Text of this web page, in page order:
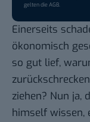
gelten dieAGB.
Einerseits
ökonomisch
so gut lief,
ziehen? Nun ja,
himself wissen,